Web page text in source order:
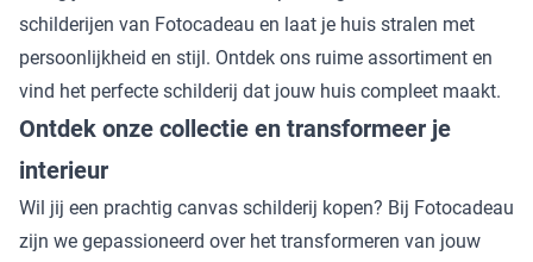
schilderijen van Fotocadeau en laat je huis stralen met
persoonlijkheid en stijl. Ontdek ons ruime assortiment en
vind het perfecte schilderij dat jouw huis compleet maakt.
Ontdek onze collectie en transformeer je
interieur
Wil jij een prachtig canvas schilderij kopen? Bij Fotocadeau
zijn we gepassioneerd over het transformeren van jouw